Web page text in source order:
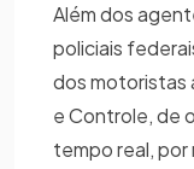
Além dos
policiais
dos motoristas
e Controle, de
tempo real, por